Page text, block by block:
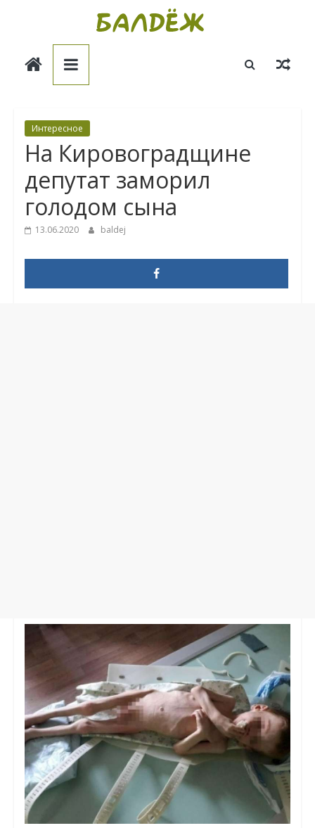
Балдёж
Интересное
На Кировоградщине
депутат заморил
голодом сына
13.06.2020 baldej